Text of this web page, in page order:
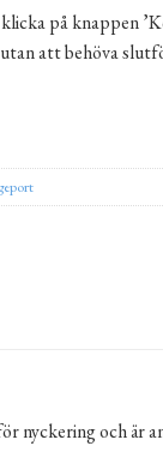
på knappen
att behöva
nyckering och är